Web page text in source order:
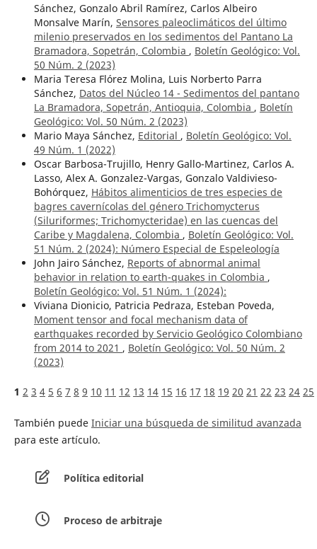
Sánchez, Gonzalo Abril Ramírez, Carlos Albeiro
Monsalve Marín, Sensores paleoclimáticos del último
milenio preservados en los sedimentos del Pantano La
Bramadora, Sopetrán, Colombia , Boletín Geológico: Vol.
50 Núm. 2 (2023)
Maria Teresa Flórez Molina, Luis Norberto Parra
Sánchez, Datos del Núcleo 14 - Sedimentos del pantano
La Bramadora, Sopetrán, Antioquia, Colombia , Boletín
Geológico: Vol. 50 Núm. 2 (2023)
Mario Maya Sánchez, Editorial , Boletín Geológico: Vol.
49 Núm. 1 (2022)
Oscar Barbosa-Trujillo, Henry Gallo-Martinez, Carlos A.
Lasso, Alex A. Gonzalez-Vargas, Gonzalo Valdivieso-
Bohórquez, Hábitos alimenticios de tres especies de
bagres cavernícolas del género Trichomycterus
(Siluriformes; Trichomycteridae) en las cuencas del
Caribe y Magdalena, Colombia , Boletín Geológico: Vol.
51 Núm. 2 (2024): Número Especial de Espeleología
John Jairo Sánchez, Reports of abnormal animal
behavior in relation to earth-quakes in Colombia ,
Boletín Geológico: Vol. 51 Núm. 1 (2024):
Viviana Dionicio, Patricia Pedraza, Esteban Poveda,
Moment tensor and focal mechanism data of
earthquakes recorded by Servicio Geológico Colombiano
from 2014 to 2021 , Boletín Geológico: Vol. 50 Núm. 2
(2023)
1 2 3 4 5 6 7 8 9 10 11 12 13 14 15 16 17 18 19 20 21 22 23 24 25
También puede Iniciar una búsqueda de similitud avanzada
para este artículo.
Política editorial
Proceso de arbitraje